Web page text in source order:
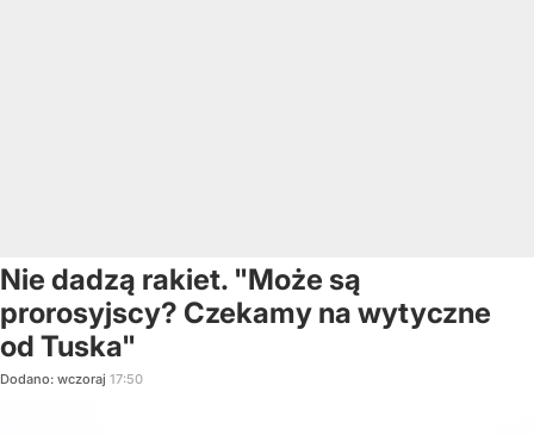
Nie dadzą rakiet. "Może są
prorosyjscy? Czekamy na wytyczne
od Tuska"
Dodano: wczoraj 17:50